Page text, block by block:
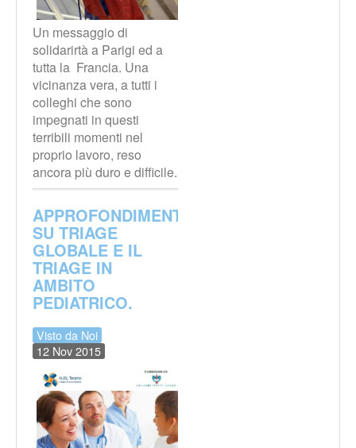
Un messaggio di
solidarirtà a Parigi ed a
tutta la Francia. Una
vicinanza vera, a tutti i
colleghi che sono
impegnati in questi
terribili momenti nel
proprio lavoro, reso
ancora più duro e difficile.
APPROFONDIMENTO
SU TRIAGE
GLOBALE E IL
TRIAGE IN
AMBITO
PEDIATRICO.
Visto da Noi
12 Nov 2015